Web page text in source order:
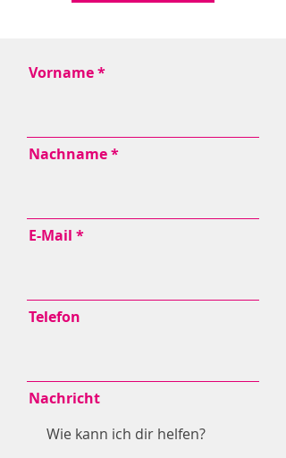
Vorname
Nachname
E-Mail
Telefon
Nachricht